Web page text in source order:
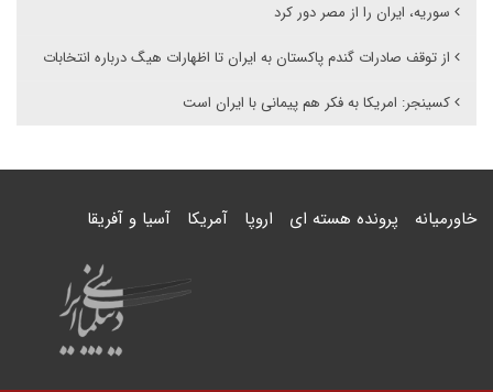
سوریه، ایران را از مصر دور کرد
از توقف صادرات گندم پاکستان به ایران تا اظهارات هیگ درباره انتخابات
کسینجر: امریکا به فکر هم پیمانی با ایران است
خاورمیانه پرونده هسته ای اروپا آمریکا آسیا و آفریقا